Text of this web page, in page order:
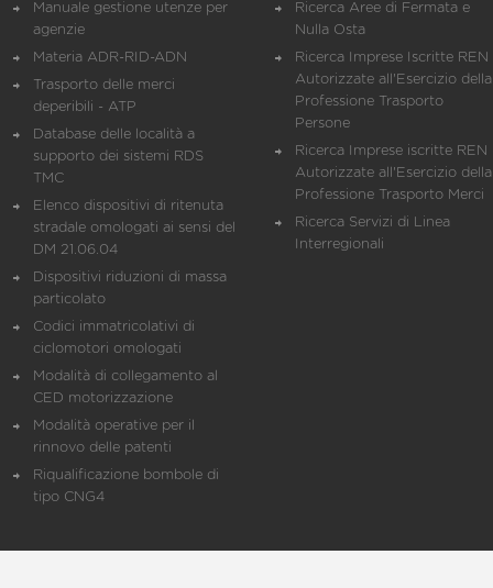
Manuale gestione utenze per
agenzie
Materia ADR-RID-ADN
Trasporto delle merci
deperibili - ATP
Database delle località a
supporto dei sistemi RDS
TMC
Elenco dispositivi di ritenuta
stradale omologati ai sensi del
DM 21.06.04
Dispositivi riduzioni di massa
particolato
Codici immatricolativi di
ciclomotori omologati
Modalità di collegamento al
CED motorizzazione
Modalità operative per il
rinnovo delle patenti
Riqualificazione bombole di
tipo CNG4
Ricerca Aree di Fermata e
Nulla Osta
Ricerca Imprese Iscritte REN
Autorizzate all'Esercizio della
Professione Trasporto
Persone
Ricerca Imprese iscritte REN
Autorizzate all'Esercizio della
Professione Trasporto Merci
Ricerca Servizi di Linea
Interregionali